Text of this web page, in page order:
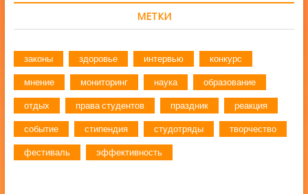
МЕТКИ
законы здоровье интервью конкурс
мнение мониторинг наука образование
отдых права студентов праздник реакция
событие стипендия студотряды творчество
фестиваль эффективность